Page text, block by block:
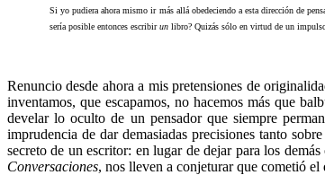
Si yo pudiera ahora mismo ir más allá obedeciendo a esta dirección de
sería posible entonces escribirun libro? Quizás sólo en virtud de un
Renuncio desde ahora a mis pretensiones de
inventamos, que escapamos, no hacemos más que
develar lo oculto de un pensador que siempre
imprudencia de dar demasiadas precisiones tanto
secreto de un escritor: en lugar de dejar para los
Conversaciones, nos lleven a conjeturar que cometió